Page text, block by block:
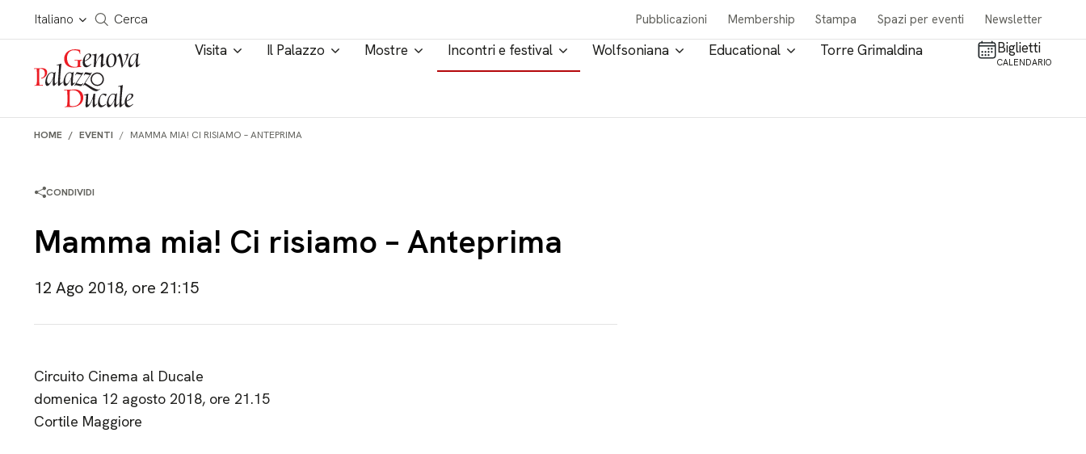
Salta al contenuto
Italiano
Cerca in tutto il sito
Cerca Pubblicazioni Membership Stampa Spazi per eventi Newsletter
Visita Il Palazzo Mostre Incontri e festival Wolfsoniana Educational Torre Grimaldina Biglietti
CALENDARIO
HOME EVENTI MAMMA MIA! CI RISIAMO – ANTEPRIMA
CONDIVIDI
Mamma mia! Ci risiamo – Anteprima
12 Ago 2018, ore 21:15
Circuito Cinema al Ducale
domenica 12 agosto 2018, ore 21.15
Cortile Maggiore